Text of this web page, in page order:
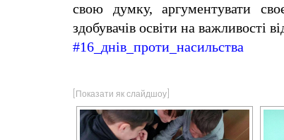
свою думку, аргументувати
здобувачів освіти на важливості
#16_днів_проти_насильства
[Показати як слайдшоу]